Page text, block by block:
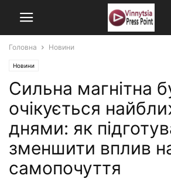
Головна Новини
Новини
Сильна магнітна
очікується
днями: як
зменшити вплив
самопочуття